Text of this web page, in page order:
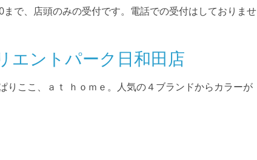
で、店頭のみの受付です。電話での受付はしておりませ
エントパーク日和田店
りここ、ａｔ ｈｏｍｅ。人気の４ブランドからカラーが